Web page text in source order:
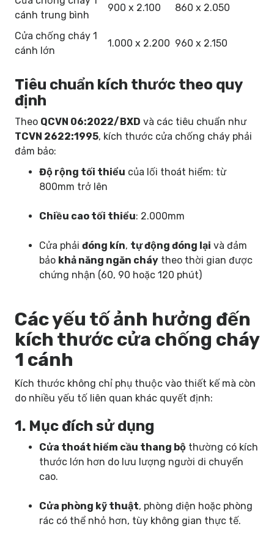
cánh trung bình
900 x 2.100 860 x 2.050
Cửa chống cháy 1
cánh lớn
1.000 x 2.200 960 x 2.150
Tiêu chuẩn kích thước theo quy
định
Theo QCVN 06:2022/BXD và các tiêu chuẩn như
TCVN 2622:1995, kích thước cửa chống cháy phải
đảm bảo:
Độ rộng tối thiểu của lối thoát hiểm: từ
800mm trở lên
Chiều cao tối thiểu: 2.000mm
Cửa phải đóng kín, tự động đóng lại và đảm
bảo khả năng ngăn cháytheo thời gian được
chứng nhận (60, 90 hoặc 120 phút)
Các yếu tố ảnh hưởng đến
kích thước cửa chống cháy
1 cánh
Kích thước không chỉ phụ thuộc vào thiết kế mà còn
do nhiều yếu tố liên quan khác quyết định:
1. Mục đích sử dụng
Cửa thoát hiểm cầu thang bộthường có kích
thước lớn hơn do lưu lượng người di chuyển
cao.
Cửa phòng kỹ thuật, phòng điện hoặc phòng
rác có thể nhỏ hơn, tùy không gian thực tế.